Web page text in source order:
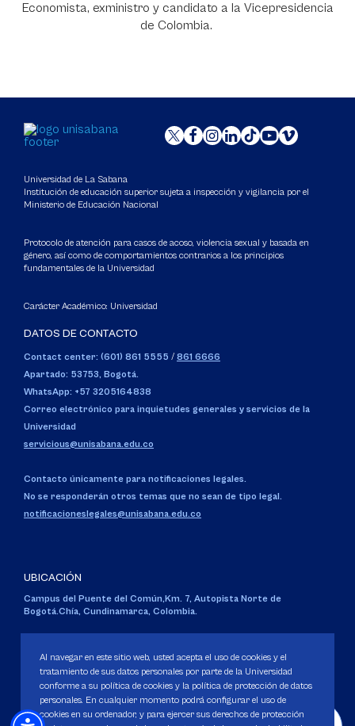
Economista, exministro y candidato a la Vicepresidencia
de Colombia.
Universidad de La Sabana
Institución de educación superior sujeta a inspección y vigilancia por el
Ministerio de Educación Nacional
Protocolo de atención para casos de acoso, violencia sexual y basada en
género, así como de comportamientos contrarios a los principios
fundamentales de la Universidad
Carácter Académico: Universidad
DATOS DE CONTACTO
Contact center: (601) 861 5555 / 861 6666
Apartado: 53753, Bogotá.
WhatsApp: +57 3205164838
Correo electrónico para inquietudes generales y servicios de la
Universidad
servicious@unisabana.edu.co
Contacto únicamente para notificaciones legales.
No se responderán otros temas que no sean de tipo legal.
notificacioneslegales@unisabana.edu.co
UBICACIÓN
Campus del Puente del Común,Km. 7, Autopista Norte de
Bogotá.Chía, Cundinamarca, Colombia.
Personería Jurídica:Resolución 130 del 14 de enero de 1980.
Ministerio de Educación Nacional.
Al navegar en este sitio web, usted acepta el uso de cookies y el
tratamiento de sus datos personales por parte de la Universidad
conforme a su política de cookies y la política de protección de datos
personales. En cualquier momento podrá configurar el uso de
cookies en su ordenador, y para ejercer sus derechos de protección